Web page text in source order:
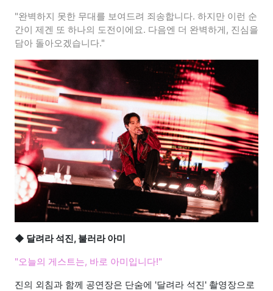
"완벽하지 못한 무대를 보여드려 죄송합니다. 하지만 이런 순
간이 제겐 또 하나의 도전이에요. 다음엔 더 완벽하게, 진심을
담아 돌아오겠습니다."
◆ 달려라 석진, 불러라 아미
"오늘의 게스트는, 바로 아미입니다!"
진의 외침과 함께 공연장은 단숨에 '달려라 석진' 촬영장으로